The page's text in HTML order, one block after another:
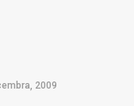
Ininim direktorima
pokrenuti dnevni
Zlatar, povučen iz
ni Crna Gora, gdje
2009